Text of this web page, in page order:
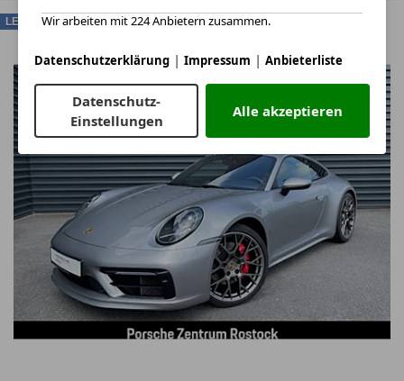
LEASINGWir arbeiten mit 224 Anbietern zusammen.
Datenschutzerklärung | Impressum | Anbieterliste
Datenschutz-
Einstellungen
Alle akzeptieren